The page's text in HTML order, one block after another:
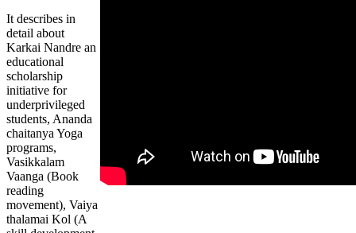
It describes in
detail about
Karkai Nandre an
educational
scholarship
initiative for
underprivileged
students, Ananda
chaitanya Yoga
programs,
Vasikkalam
Vaanga (Book
reading
movement), Vaiya
thalamai Kol (A